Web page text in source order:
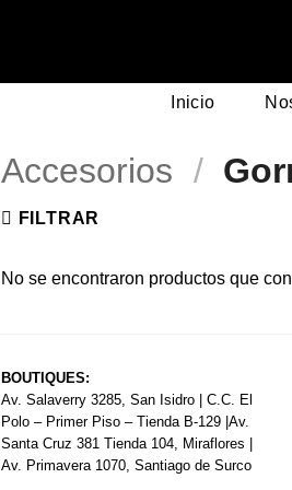
Inicio
Accesorios /
FILTRAR
No se encontraron productos que
BOUTIQUES:
Av. Salaverry 3285, San Isidro | C.C. El
Polo – Primer Piso – Tienda B-129 |Av.
Santa Cruz 381 Tienda 104, Miraflores |
Av. Primavera 1070, Santiago de Surco